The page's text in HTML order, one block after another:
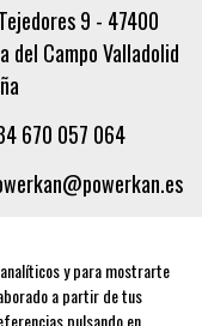
9 - 47400
del Campo Valladolid
670 057 064
y para mostrarte
a partir de tus
pulsando en